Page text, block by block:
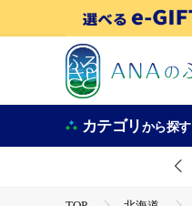
カテゴリから探す